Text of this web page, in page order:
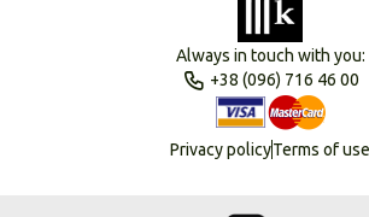
Always in touch with you:
+38 (096) 716 46 00
Privacy policyTerms of use